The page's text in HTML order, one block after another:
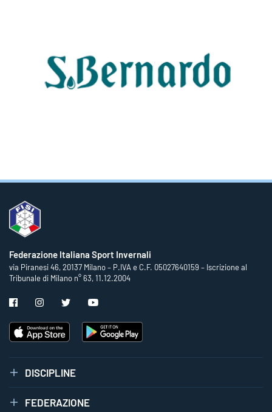
Federazione Italiana Sport Invernali
via Piranesi 46, 20137 Milano – P.IVA e C.F. 05027640159 – Iscrizione al
Tribunale di Milano n° 63, 11.12.2004
DISCIPLINE
FEDERAZIONE